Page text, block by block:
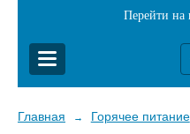
Перейти на
Главная →
Горячее питание